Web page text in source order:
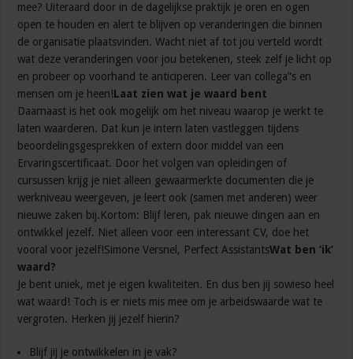
mee? Uiteraard door in de dagelijkse praktijk je oren en ogen
open te houden en alert te blijven op veranderingen die binnen
de organisatie plaatsvinden. Wacht niet af tot jou verteld wordt
wat deze veranderingen voor jou betekenen, steek zelf je licht op
en probeer op voorhand te anticiperen. Leer van collega”s en
mensen om je heen!Laat zien wat je waard bent
Daarnaast is het ook mogelijk om het niveau waarop je werkt te
laten waarderen. Dat kun je intern laten vastleggen tijdens
beoordelingsgesprekken of extern door middel van een
Ervaringscertificaat. Door het volgen van opleidingen of
cursussen krijg je niet alleen gewaarmerkte documenten die je
werkniveau weergeven, je leert ook (samen met anderen) weer
nieuwe zaken bij.Kortom: Blijf leren, pak nieuwe dingen aan en
ontwikkel jezelf. Niet alleen voor een interessant CV, doe het
vooral voor jezelf!Simone Versnel, Perfect AssistantsWat ben ‘ik’
waard?
Je bent uniek, met je eigen kwaliteiten. En dus ben jij sowieso heel
wat waard! Toch is er niets mis mee om je arbeidswaarde wat te
vergroten. Herken jij jezelf hierin?
Blijf jij je ontwikkelen in je vak?